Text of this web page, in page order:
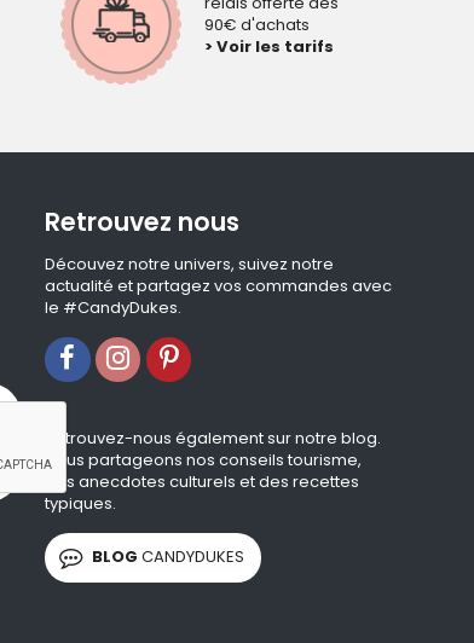
90€ d'achats
> Voir les tarifs
Retrouvez nous
Découvez notre univers, suivez notre
actualité et partagez vos commandes avec
le #CandyDukes.
Retrouvez-nous également sur notre blog.
Nous partageons nos conseils tourisme,
des anecdotes culturels et des recettes
typiques.
BLOG CANDYDUKES